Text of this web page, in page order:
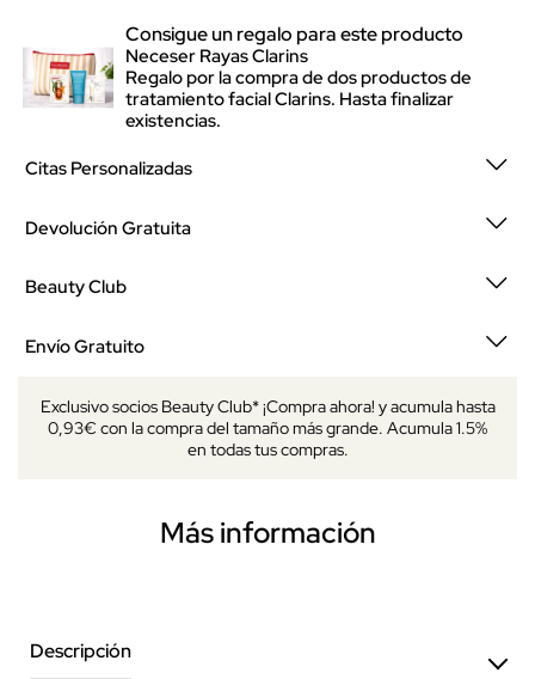
Consigue un regalo para este producto
Neceser Rayas Clarins
Regalo por la compra de dos productos de
tratamiento facial Clarins. Hasta finalizar
existencias.
Citas Personalizadas
Devolución Gratuita
Beauty Club
Envío Gratuito
Exclusivo socios Beauty Club* ¡Compra ahora! y acumula hasta
0,93€ con la compra del tamaño más grande. Acumula 1.5%
en todas tus compras.
Más información
Descripción